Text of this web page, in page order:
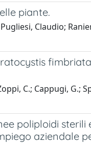
piante.
Claudio;
C.; Cappugi, G.;
poliploidi
aziendale